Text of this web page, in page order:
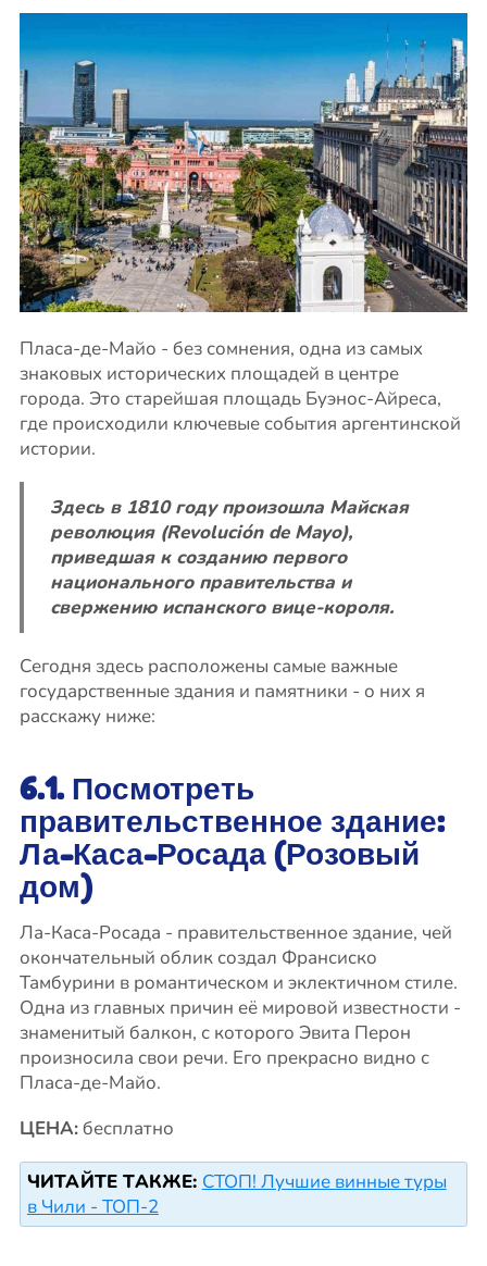
Пласа-де-Майо - без сомнения, одна из самых
знаковых исторических площадей в центре
города. Это старейшая площадь Буэнос-Айреса,
где происходили ключевые события аргентинской
истории.
Здесьв 1810 году произошла Майская
революция (Revolución de Mayo),
приведшая к созданию первого
национального правительства и
свержению испанского вице-короля.
Сегодня здесь расположены самые важные
государственные здания и памятники - о них я
расскажу ниже:
6.1. Посмотреть
правительственное здание:
Ла-Каса-Росада (Розовый
дом)
Ла-Каса-Росада - правительственное здание, чей
окончательный облик создал Франсиско
Тамбурини в романтическом и эклектичном стиле.
Одна из главных причин её мировой известности -
знаменитый балкон, с которого Эвита Перон
произносила свои речи. Его прекрасно видно с
Пласа-де-Майо.
ЦЕНА:бесплатно
ЧИТАЙТЕ ТАКЖЕ: СТОП! Лучшие винные туры
в Чили - ТОП-2